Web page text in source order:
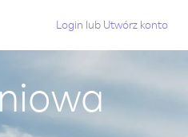
Login lub Utwórz konto